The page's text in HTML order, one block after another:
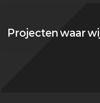
Projecten waar